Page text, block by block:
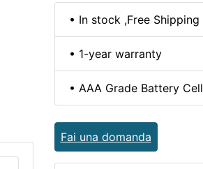
• In stock ,Free Shipping
• 1-year warranty
• AAA Grade Battery Cell
Fai una domanda